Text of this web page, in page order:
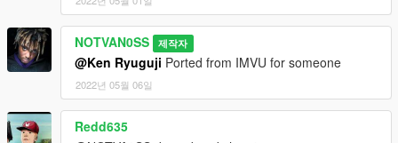
NOTVAN0SS 제작자
@Ken Ryuguji Ported from IMVU for someone
2022년 05월 06일
Redd635